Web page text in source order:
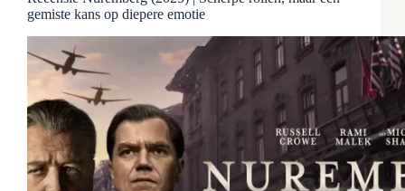
gemiste kans op diepere emotie